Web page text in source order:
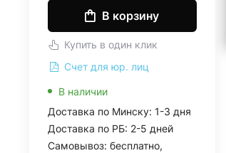
В корзину
Купить в один клик
Счет для юр. лиц
В наличии
Доставка по Минску: 1-3 дня
Доставка по РБ: 2-5 дней
Самовывоз: бесплатно,